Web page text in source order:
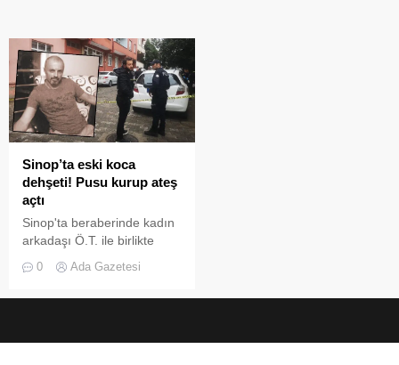
Sinop’ta eski koca
dehşeti! Pusu kurup ateş
açtı
Sinop'ta beraberinde kadın
arkadaşı Ö.T. ile birlikte
pazardan dönen Sinem G.,
eski kocası Fatih Kalafat'ın
kurşunun isabet ettiği Ö.T.
0 Ada Gazetesi